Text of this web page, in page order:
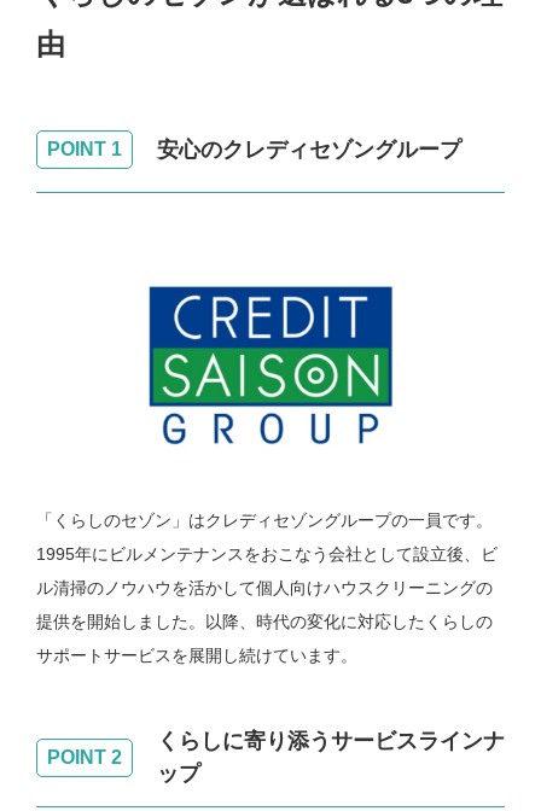
由
POINT 1 安心のクレディセゾングループ
「くらしのセゾン」はクレディセゾングループの一員です。
1995年にビルメンテナンスをおこなう会社として設立後、ビ
ル清掃のノウハウを活かして個人向けハウスクリーニングの
提供を開始しました。以降、時代の変化に対応したくらしの
サポートサービスを展開し続けています。
POINT 2
くらしに寄り添うサービスラインナ
ップ